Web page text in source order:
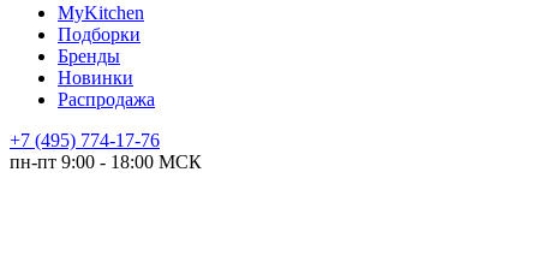
MyKitchen
Подборки
Бренды
Новинки
Распродажа
+7 (495) 774-17-76
пн-пт 9:00 - 18:00 МСК